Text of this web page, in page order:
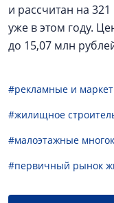
и рассчитан на
уже в этом году.
до 15,07 млн
#рекламные и
#жилищное
#малоэтажные
#первичный рынок